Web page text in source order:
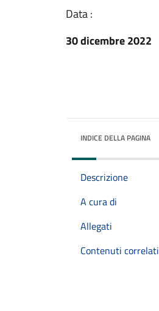
Data :
30 dicembre 2022
INDICE DELLA PAGINA
Descrizione
A cura di
Allegati
Contenuti correlati